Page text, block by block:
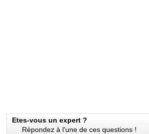
Etes-vous un expert ?
Répondez à l'une de ces questions !